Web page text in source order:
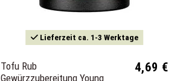
Lieferzeit ca. 1-3 Werktage
Tofu Rub
Gewürzzubereitung Young
4,69 €